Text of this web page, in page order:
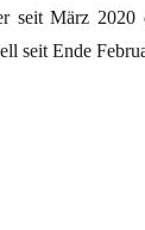
seit März
seit Ende